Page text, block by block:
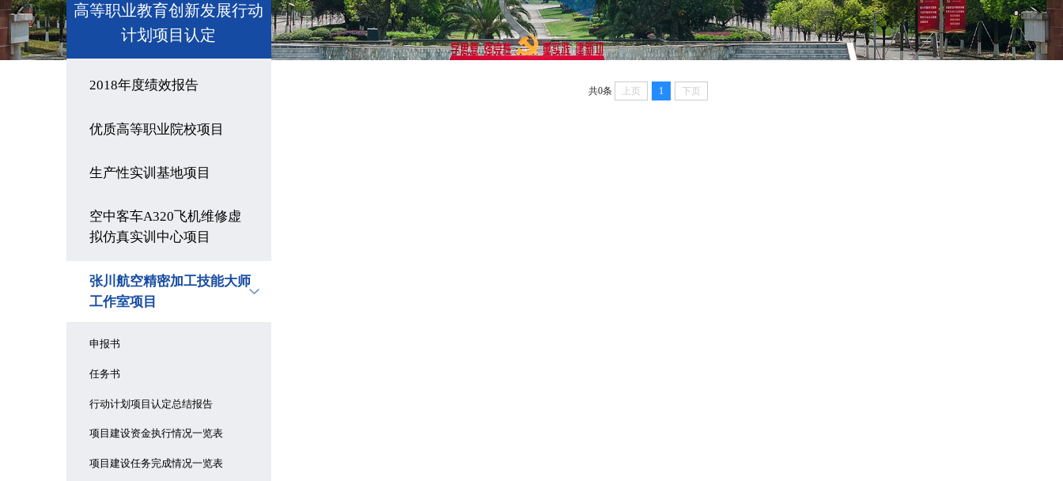
高等职业教育创新发展行动
计划项目认定
2018年度绩效报告
优质高等职业院校项目
生产性实训基地项目
空中客车A320飞机维修虚
拟仿真实训中心项目
张川航空精密加工技能大师
工作室项目
申报书
任务书
行动计划项目认定总结报告
项目建设资金执行情况一览表
项目建设任务完成情况一览表
共0条 上页 1 下页